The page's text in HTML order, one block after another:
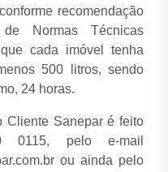
recomendação
Normas Técnicas
cada imóvel tenha
500 litros, sendo
24 horas.
Cliente Sanepar é feito
0115, pelo e-mail
ou ainda pelo